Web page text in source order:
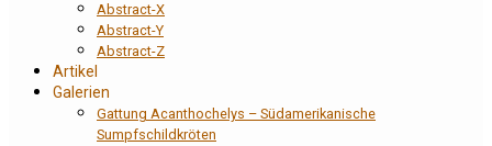
Abstract-X
Abstract-Y
Abstract-Z
Artikel
Galerien
Gattung Acanthochelys – Südamerikanische
Sumpfschildkröten